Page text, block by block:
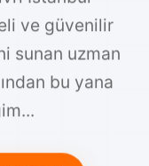
ve güvenilir
sunan uzman
bu yana